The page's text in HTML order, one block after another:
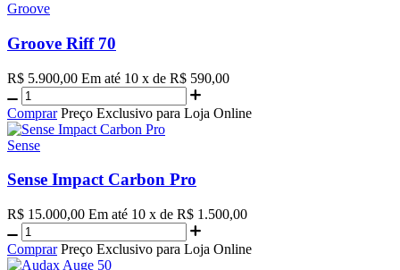
Groove
Groove Riff 70
R$ 5.900,00 Em até 10 x de R$ 590,00
Comprar Preço Exclusivo para Loja Online
Sense
Sense Impact Carbon Pro
R$ 15.000,00 Em até 10 x de R$ 1.500,00
Comprar Preço Exclusivo para Loja Online